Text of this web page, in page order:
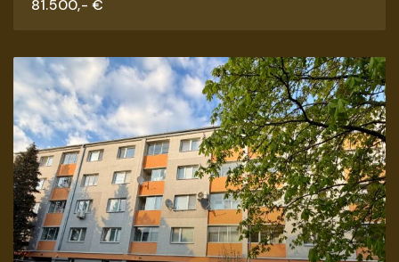
81.500,- €